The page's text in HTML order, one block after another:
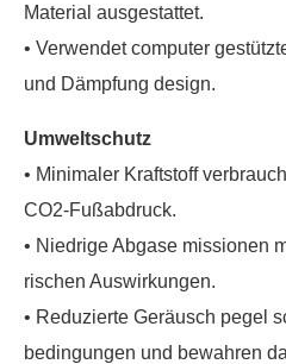
Material ausgestattet.
• Verwendet computer
und Dämpfung design.
Umweltschutz
• Minimaler Kraftstoff
CO2-Fußabdruck.
• Niedrige Abgase missionen
rischen Auswirkungen.
• Reduzierte Geräusch pegel
bedingungen und bewahren